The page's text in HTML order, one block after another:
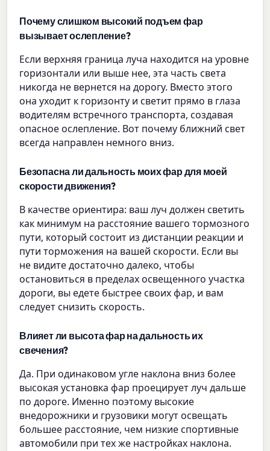
Почему слишком высокий подъем фар
вызывает ослепление?
Если верхняя граница луча находится на уровне
горизонтали или выше нее, эта часть света
никогда не вернется на дорогу. Вместо этого
она уходит к горизонту и светит прямо в глаза
водителям встречного транспорта, создавая
опасное ослепление. Вот почему ближний свет
всегда направлен немного вниз.
Безопасна ли дальность моих фар для моей
скорости движения?
В качестве ориентира: ваш луч должен светить
как минимум на расстояние вашего тормозного
пути, который состоит из дистанции реакции и
пути торможения на вашей скорости. Если вы
не видите достаточно далеко, чтобы
остановиться в пределах освещенного участка
дороги, вы едете быстрее своих фар, и вам
следует снизить скорость.
Влияет ли высота фар на дальность их
свечения?
Да. При одинаковом угле наклона вниз более
высокая установка фар проецирует луч дальше
по дороге. Именно поэтому высокие
внедорожники и грузовики могут освещать
большее расстояние, чем низкие спортивные
автомобили при тех же настройках наклона.